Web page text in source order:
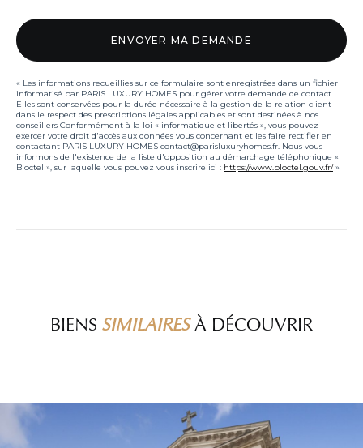
« Les informations recueillies sur ce formulaire sont enregistrées dans un fichier
informatisé par PARIS LUXURY HOMES pour gérer votre demande de contact.
Elles sont conservées pour la durée nécessaire à la gestion de la relation client
dans le respect des prescriptions légales applicables et sont destinées à nos
conseillers Conformément à la loi « informatique et libertés », vous pouvez
exercer votre droit d'accès aux données vous concernant et les faire rectifier en
contactant PARIS LUXURY HOMES contact@parisluxuryhomes.fr. Nous vous
informons de l'existence de la liste d'opposition au démarchage téléphonique «
Bloctel », sur laquelle vous pouvez vous inscrire ici : https://www.bloctel.gouv.fr/»
BIENS SIMILAIRESÀ DÉCOUVRIR